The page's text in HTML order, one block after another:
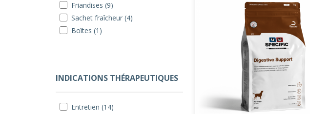
Friandises (9)
Sachet fraîcheur (4)
Boîtes (1)
INDICATIONS THÉRAPEUTIQUES
Entretien (14)